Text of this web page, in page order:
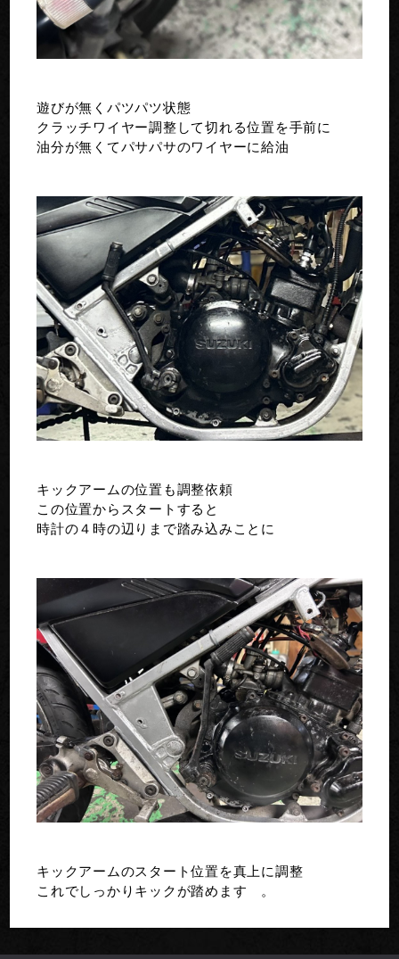
遊びが無くパツパツ状態
クラッチワイヤー調整して切れる位置を手前に
油分が無くてパサパサのワイヤーに給油
キックアームの位置も調整依頼
この位置からスタートすると
時計の４時の辺りまで踏み込みことに
キックアームのスタート位置を真上に調整
これでしっかりキックが踏めます 。